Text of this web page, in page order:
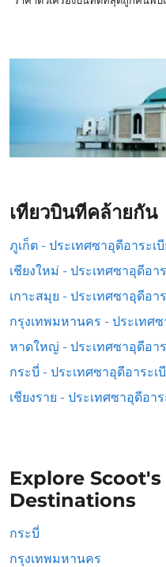
เที่ยวบินที่คล้ายกัน
ภูเก็ต - ประเทศซาอุดีอาระเบี
เชียงใหม่ - ประเทศซาอุดีอา
เกาะสมุย - ประเทศซาอุดีอา
กรุงเทพมหานคร - ประเทศซ
หาดใหญ่ - ประเทศซาอุดีอาร
กระบี่ - ประเทศซาอุดีอาระเ
เชียงราย - ประเทศซาอุดีอาร
Explore
Destinations
กระบี่
กรุงเทพมหานคร